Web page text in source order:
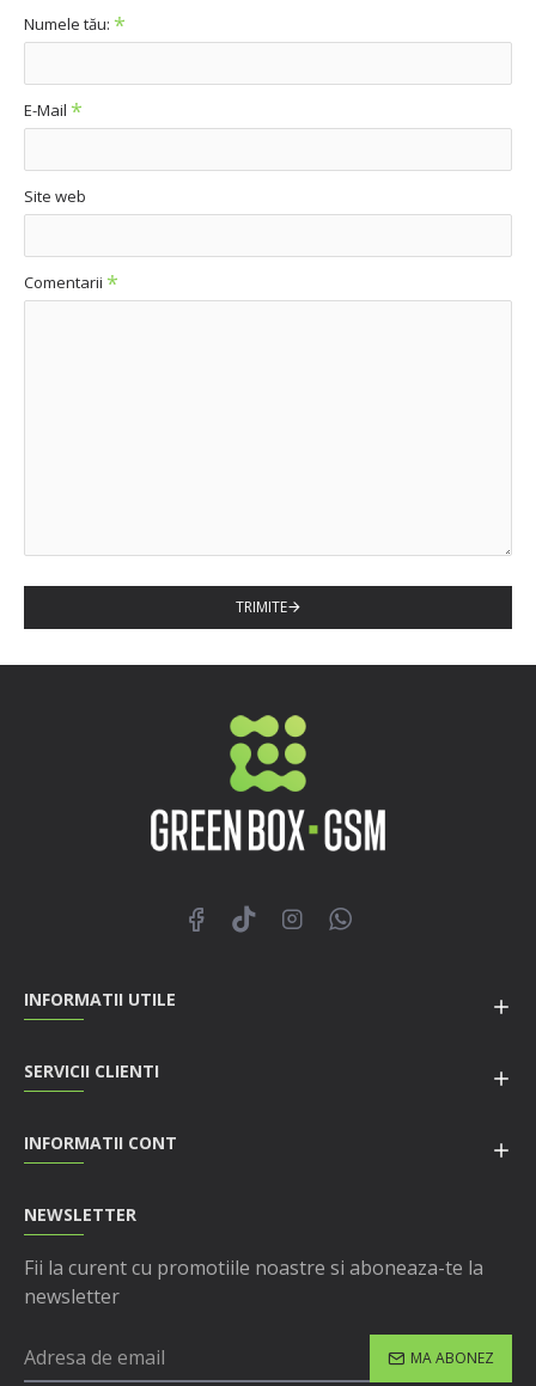
Numele tău:
E-Mail
Site web
Comentarii
TRIMITE
INFORMATII UTILE
SERVICII CLIENTI
INFORMATII CONT
NEWSLETTER
Fii la curent cu promotiile noastre si aboneaza-te la
newsletter
MA ABONEZ